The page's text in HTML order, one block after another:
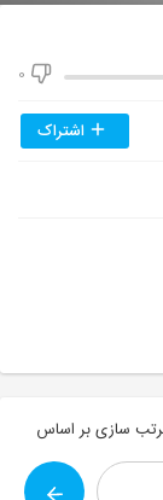
0
اشتراک
سازی بر اساس